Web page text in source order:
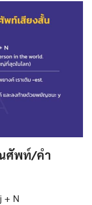
ศัพท์/คำ
+ N